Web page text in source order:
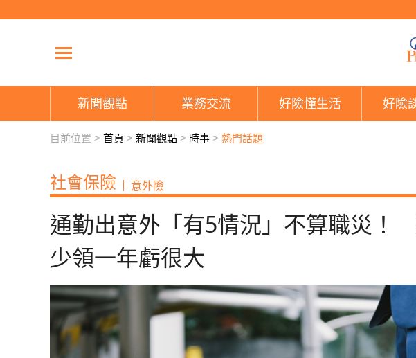
新聞觀點 業務交流 好險懂生活 好險
目前位置 > 首頁 > 新聞觀點 > 時事 > 熱門話題
社會保險 意外險
通勤出意外「有5情況」不算職災！
少領一年虧很大